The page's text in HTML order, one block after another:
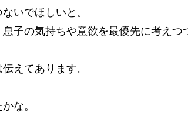
いでほしいと。
子の気持ちや意欲を最優先に考え
えてあります。
な。